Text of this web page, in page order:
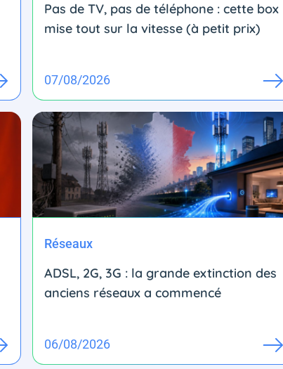
Pas de TV, pas de téléphone : cette box
mise tout sur la vitesse (à petit prix)
07/08/2026
Réseaux
ADSL, 2G, 3G : la grande extinction des
anciens réseaux a commencé
06/08/2026